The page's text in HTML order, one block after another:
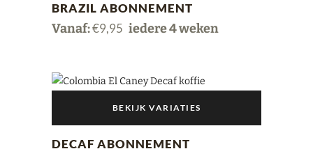
product
heeft
variaties.
Deze
kan
gekozen
BRAZIL ABONNEMENT
Vanaf:€9,95 iedere 4 weken
BEKIJK VARIATIES
DECAF ABONNEMENT